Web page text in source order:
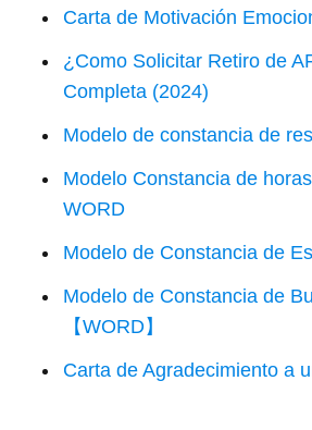
Carta de Motivación
¿Como Solicitar Retiro de
Completa (2024)
Modelo de constancia de
Modelo Constancia de
WORD
Modelo de Constancia de
Modelo de Constancia de
【WORD】
Carta de Agradecimiento a